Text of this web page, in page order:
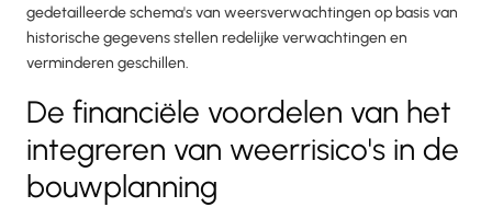
gedetailleerde schema's van weersverwachtingen op basis van
historische gegevens stellen redelijke verwachtingen en
verminderen geschillen.
De financiële voordelen van het
integreren van weerrisico's in de
bouwplanning